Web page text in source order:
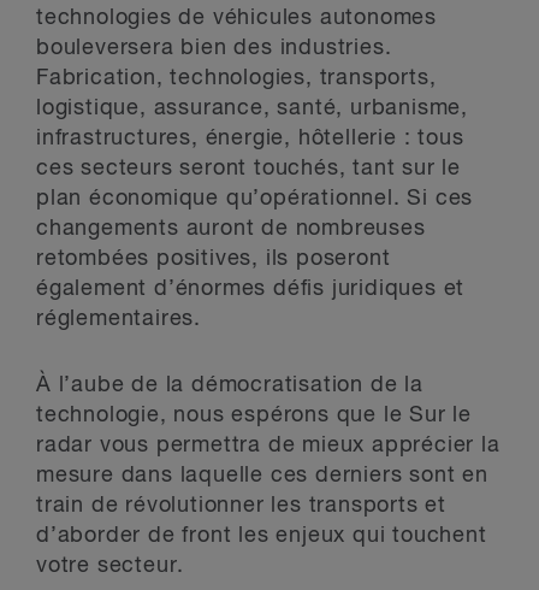
technologies de véhicules autonomes
bouleversera bien des industries.
Fabrication, technologies, transports,
logistique, assurance, santé, urbanisme,
infrastructures, énergie, hôtellerie : tous
ces secteurs seront touchés, tant sur le
plan économique qu’opérationnel. Si ces
changements auront de nombreuses
retombées positives, ils poseront
également d’énormes défis juridiques et
réglementaires.
À l’aube de la démocratisation de la
technologie, nous espérons que le Sur le
radar vous permettra de mieux apprécier la
mesure dans laquelle ces derniers sont en
train de révolutionner les transports et
d’aborder de front les enjeux qui touchent
votre secteur.